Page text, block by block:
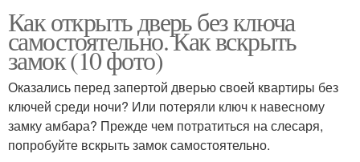
Как открыть дверь без ключа
самостоятельно. Как вскрыть
замок (10 фото)
Оказались перед запертой дверью своей квартиры без
ключей среди ночи? Или потеряли ключ к навесному
замку амбара? Прежде чем потратиться на слесаря,
попробуйте вскрыть замок самостоятельно.